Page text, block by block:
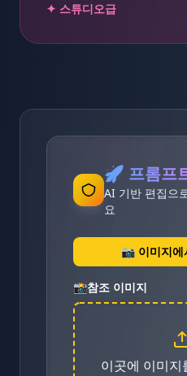
✦ 스튜디오급
🚀 프롬프
AI 기반 편집으
요
📷 이미지에
📸참조 이미지
이곳에 이미